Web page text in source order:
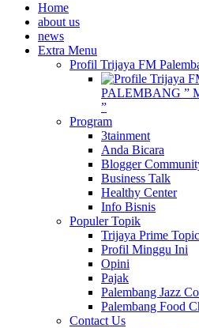
Home
about us
news
Extra Menu
Profil Trijaya FM
PALEMBANG ”
”
Program
3tainment
Anda Bicara
Blogger
Business Talk
Healthy Center
Info Bisnis
Populer Topik
Trijaya Prime Topic
Profil Minggu Ini
Opini
Pajak
Palembang Jazz
Palembang Food
Contact Us